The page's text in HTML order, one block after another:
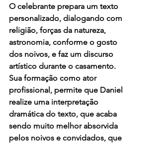
O celebrante prepara um texto
personalizado, dialogando com
religião, forças da natureza,
astronomia, conforme o gosto
dos noivos, e faz um discurso
artístico durante o casamento.
Sua formação como ator
profissional, permite que Daniel
realize uma interpretação
dramática do texto, que acaba
sendo muito melhor absorvida
pelos noivos e convidados, que